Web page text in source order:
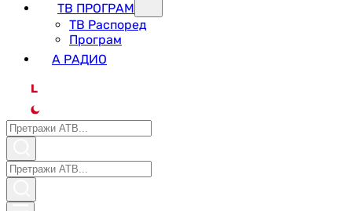
ТВ ПРОГРАМ
ТВ Распоред
Програм
А РАДИО
L